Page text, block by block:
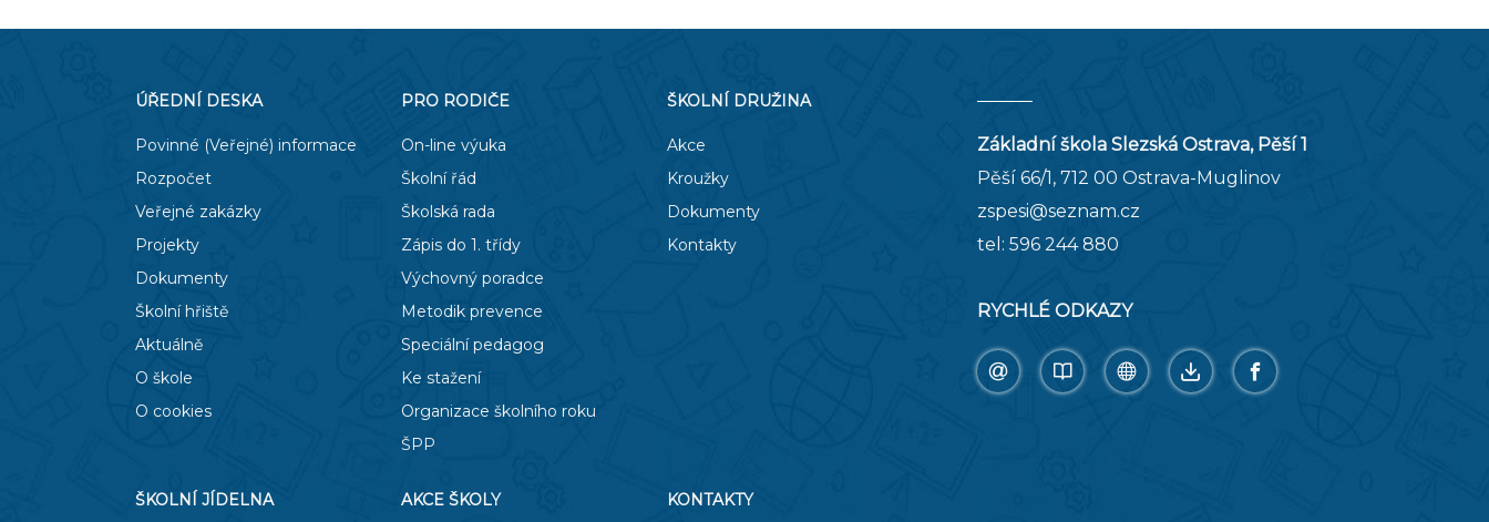
ÚŘEDNÍ DESKA
Povinné (Veřejné) informace
Rozpočet
Veřejné zakázky
Projekty
Dokumenty
Školní hřiště
Aktuálně
O škole
O cookies
PRO RODIČE
On-line výuka
Školní řád
Školská rada
Zápis do 1. třídy
Výchovný poradce
Metodik prevence
Speciální pedagog
Ke stažení
Organizace školního roku
ŠPP
ŠKOLNÍ DRUŽINA
Akce
Kroužky
Dokumenty
Kontakty
ŠKOLNÍ JÍDELNA AKCE ŠKOLY KONTAKTY
Základní škola Slezská Ostrava, Pěší 1
Pěší 66/1, 712 00 Ostrava-Muglinov
zspesi@seznam.cz
tel: 596 244 880
RYCHLÉ ODKAZY